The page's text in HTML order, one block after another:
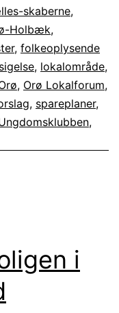
skaberne,
Holbæk,
, folkeoplysende
, lokalområde,
, Orø Lokalforum,
, spareplaner,
,
i